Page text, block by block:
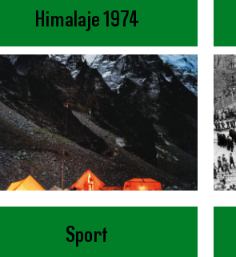
Himalaje 1974
Sport